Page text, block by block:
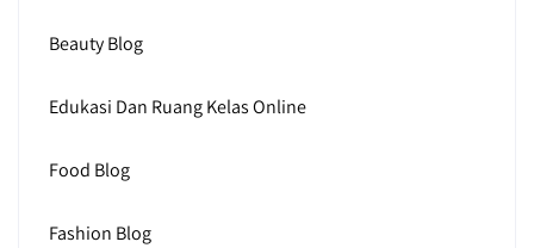
Beauty Blog
Edukasi Dan Ruang Kelas Online
Food Blog
Fashion Blog